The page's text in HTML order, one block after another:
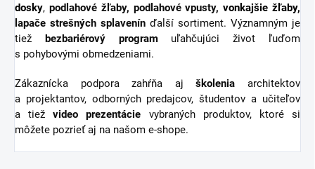
dosky, podlahové žľaby, podlahové vpusty,vonkajšie žľaby,
lapače strešných splavenín ďalší sortiment. Významným je
tiež
bezbariérový programuľahčujúci život ľuďom
s pohybovými obmedzeniami.
Zákaznícka podpora zahŕňa ajškolenia architektov
a projektantov, odborných predajcov, študentov a učiteľov
a tiežvideo prezentácie vybraných produktov, ktoré si
môžete pozrieť aj na našom e-shope.